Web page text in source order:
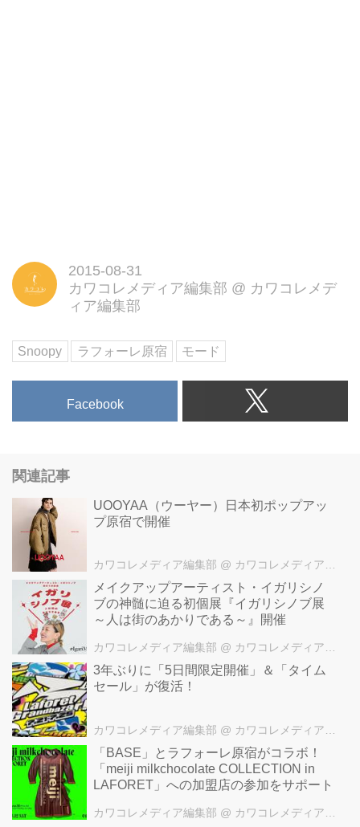
2015-08-31
カワコレメディア編集部 @ カワコレメデ
ィア編集部
Snoopy ラフォーレ原宿 モード
Facebook
関連記事
UOOYAA（ウーヤー）日本初ポップアッ
プ原宿で開催
カワコレメディア編集部 @ カワコレメディア編集部
メイクアップアーティスト・イガリシノ
ブの神髄に迫る初個展『イガリシノブ展
～人は街のあかりである～』開催
カワコレメディア編集部 @ カワコレメディア編集部
3年ぶりに「5日間限定開催」＆「タイム
セール」が復活！
カワコレメディア編集部 @ カワコレメディア編集部
「BASE」とラフォーレ原宿がコラボ！
「meiji milkchocolate COLLECTION in
LAFORET」への加盟店の参加をサポート
カワコレメディア編集部 @ カワコレメディア編集部